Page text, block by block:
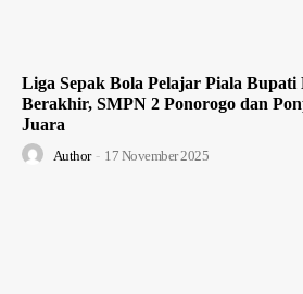
Liga Sepak Bola Pelajar Piala Bupati
Berakhir, SMPN 2 Ponorogo dan
Juara
Author - 17 November 2025